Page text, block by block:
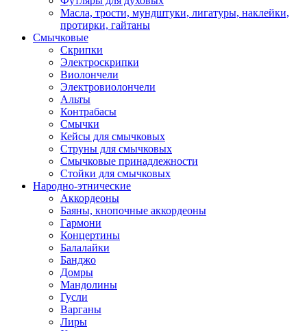
Масла, трости, мундштуки, лигатуры, наклейки,
протирки, гайтаны
Смычковые
Скрипки
Электроскрипки
Виолончели
Электровиолончели
Альты
Контрабасы
Смычки
Кейсы для смычковых
Струны для смычковых
Смычковые принадлежности
Стойки для смычковых
Народно-этнические
Аккордеоны
Баяны, кнопочные аккордеоны
Гармони
Концертины
Балалайки
Банджо
Домры
Мандолины
Гусли
Варганы
Лиры